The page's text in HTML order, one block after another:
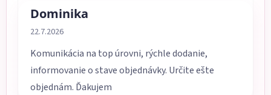
Dominika
Hodnotenie obchodu je 5 z 5 hviezdičiek.
22.7.2026
Komunikácia na top úrovni, rýchle dodanie,
informovanie o stave objednávky. Určite ešte
objednám. Ďakujem